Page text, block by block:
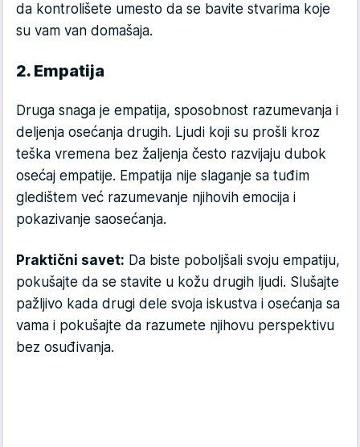
da kontrolišete umesto da se bavite stvarima koje
su vam van domašaja.
2. Empatija
Druga snaga je empatija, sposobnost razumevanja i
deljenja osećanja drugih. Ljudi koji su prošli kroz
teška vremena bez žaljenja često razvijaju dubok
osećaj empatije. Empatija nije slaganje sa tuđim
gledištem već razumevanje njihovih emocija i
pokazivanje saosećanja.
Praktični savet: Da biste poboljšali svoju empatiju,
pokušajte da se stavite u kožu drugih ljudi. Slušajte
pažljivo kada drugi dele svoja iskustva i osećanja sa
vama i pokušajte da razumete njihovu perspektivu
bez osuđivanja.